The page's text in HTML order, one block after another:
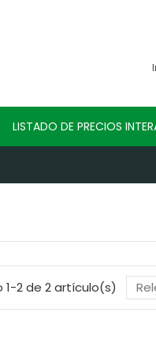
LISTADO DE PRECIOS
1-2 de 2 artículo(s)